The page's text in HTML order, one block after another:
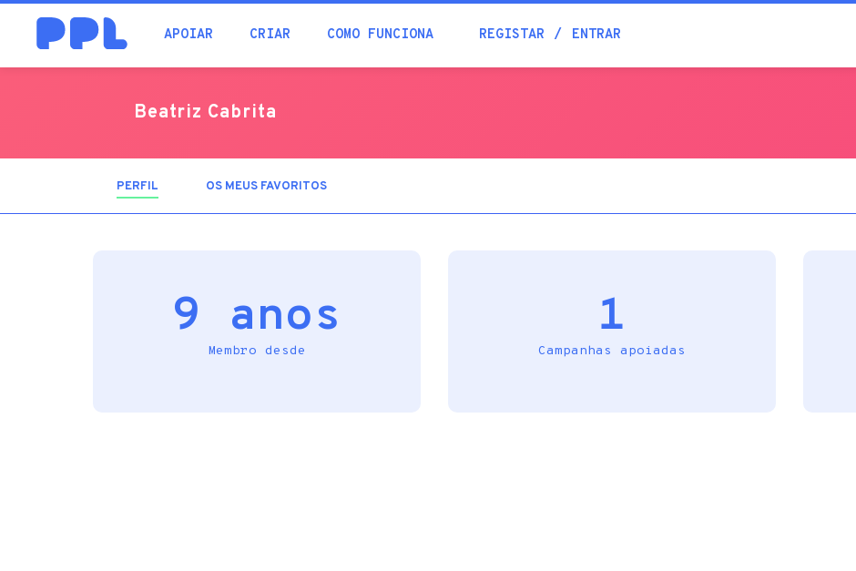
APOIAR CRIAR COMO FUNCIONA REGISTAR ENTRAR
procura
Beatriz Cabrita
PERFIL (SEPARADOROS MEUS FAVORITOS
9 anos
Membro desde
1
Campanhas apoiadas